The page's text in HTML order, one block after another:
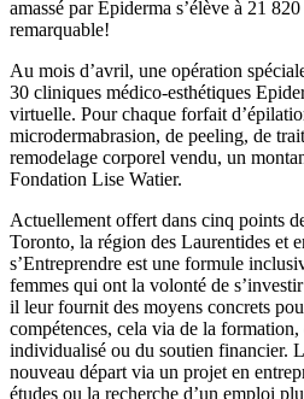
amassé par Epiderma s’élève à 21
remarquable!
Au mois d’avril, une opération
30 cliniques médico-esthétiques
virtuelle. Pour chaque forfait
microdermabrasion, de peeling, de
remodelage corporel vendu, un
Fondation Lise Watier.
Actuellement offert dans cinq points
Toronto, la région des Laurentides et
s’Entreprendre est une formule
femmes qui ont la volonté de
il leur fournit des moyens concrets
compétences, cela via de la formation,
individualisé ou du soutien financier.
nouveau départ via un projet en
études ou la recherche d’un emploi